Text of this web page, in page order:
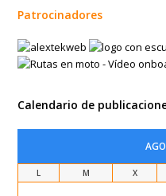
Patrocinadores
Calendario de
L M X